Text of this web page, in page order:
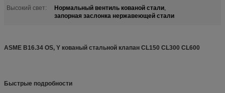
Высокий свет:
Нормальный вентиль кованой стали,
запорная заслонка нержавеющей стали
ASME B16.34 OS, Y кованый стальной клапан CL150 CL300 CL600
Быстрые подробности